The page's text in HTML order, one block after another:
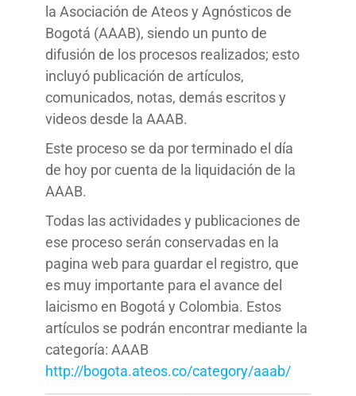
la Asociación de Ateos y Agnósticos de
Bogotá (AAAB), siendo un punto de
difusión de los procesos realizados; esto
incluyó publicación de artículos,
comunicados, notas, demás escritos y
videos desde la AAAB.
Este proceso se da por terminado el día
de hoy por cuenta de la liquidación de la
AAAB.
Todas las actividades y publicaciones de
ese proceso serán conservadas en la
pagina web para guardar el registro, que
es muy importante para el avance del
laicismo en Bogotá y Colombia. Estos
artículos se podrán encontrar mediante la
categoría: AAAB
http://bogota.ateos.co/category/aaab/